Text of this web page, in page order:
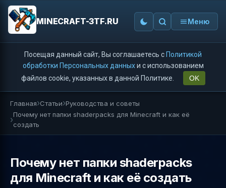
MINECRAFT-3TF.RU Меню
Посещая данный сайт, Вы соглашаетесь с Политикой
обработки Персональных данныхи с использованием
файлов cookie, указанных в данной Политике.
OK
Главная Статьи Руководства и советы
Почему нет папки shaderpacks для Minecraft и как её
создать
Почему нет папки shaderpacks
для Minecraft и как её создать